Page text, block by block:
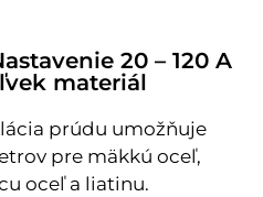
20 – 120 A
materiál
prúdu umožňuje
pre mäkkú oceľ,
oceľ a liatinu.